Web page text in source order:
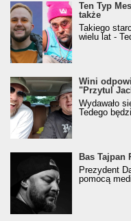
Ten Typ
także
Takiego
wielu lat -
Wini
"Przytul
Wydawało
Tedego
Bas Tajpan
Prezydent
pomocą